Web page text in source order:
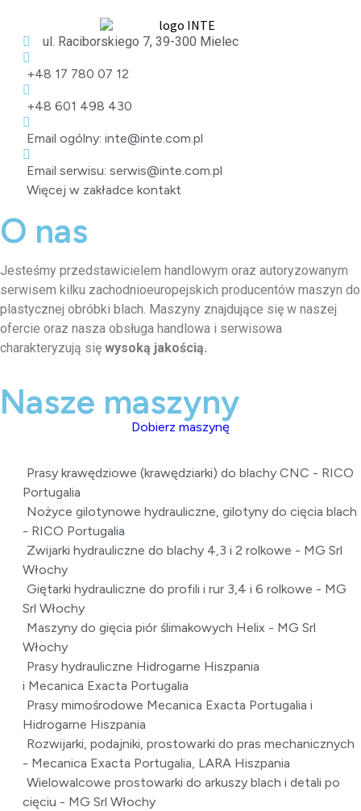
ul. Raciborskiego 7, 39-300 Mielec
+48 17 780 07 12
+48 601 498 430
Email ogólny: inte@inte.com.pl
Email serwisu: serwis@inte.com.pl
Więcej w zakładce kontakt
O nas
Jesteśmy przedstawicielem handlowym oraz autoryzowanym
serwisem kilku zachodnioeuropejskich producentów maszyn do
plastycznej obróbki blach. Maszyny znajdujące się w naszej
ofercie oraz nasza obsługa handlowa i serwisowa
charakteryzują się wysoką jakością.
Nasze maszyny
Dobierz maszynę
Prasy krawędziowe (krawędziarki) do blachy CNC - RICO
Portugalia
Nożyce gilotynowe hydrauliczne, gilotyny do cięcia blach
- RICO Portugalia
Zwijarki hydrauliczne do blachy 4,3 i 2 rolkowe - MG Srl
Włochy
Giętarki hydrauliczne do profili i rur 3,4 i 6 rolkowe - MG
Srl Włochy
Maszyny do gięcia piór ślimakowych Helix - MG Srl
Włochy
Prasy hydrauliczne Hidrogarne Hiszpania
i Mecanica Exacta Portugalia
Prasy mimośrodowe Mecanica Exacta Portugalia i
Hidrogarne Hiszpania
Rozwijarki, podajniki, prostowarki do pras mechanicznych
- Mecanica Exacta Portugalia, LARA Hiszpania
Wielowalcowe prostowarki do arkuszy blach i detali po
cięciu - MG Srl Włochy